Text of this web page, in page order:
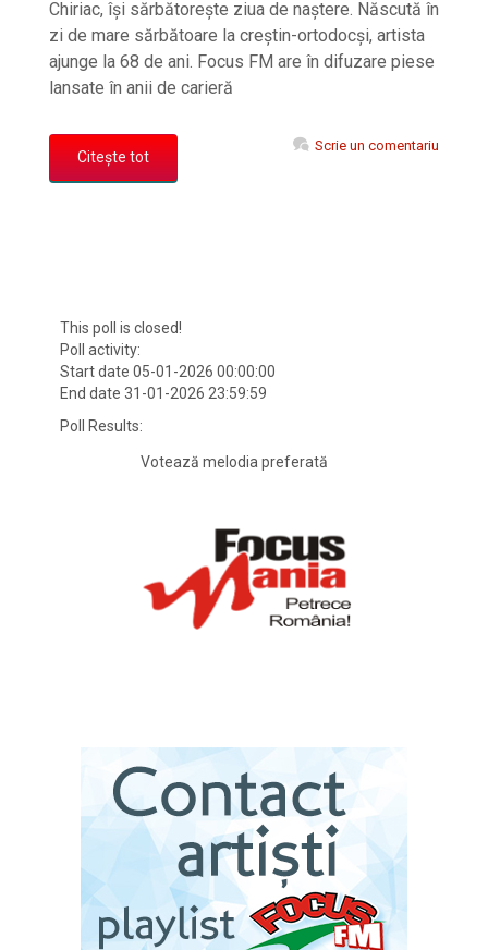
Chiriac, își sărbătorește ziua de naștere. Născută în
zi de mare sărbătoare la creștin-ortodocși, artista
ajunge la 68 de ani. Focus FM are în difuzare piese
lansate în anii de carieră
Citește tot
Scrie un comentariu
This poll is closed!
Poll activity:
Start date 05-01-2026 00:00:00
End date 31-01-2026 23:59:59
Poll Results:
Votează melodia preferată